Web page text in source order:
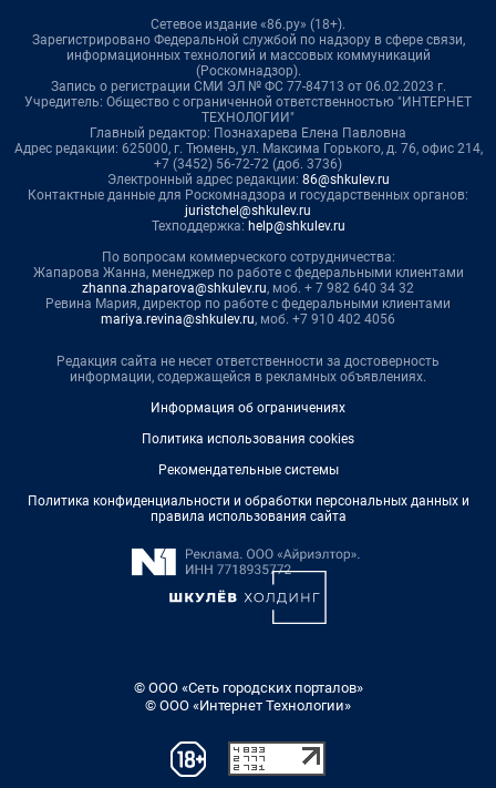
Сетевое издание «86.ру» (18+).
Зарегистрировано Федеральной службой по надзору в сфере связи,
информационных технологий и массовых коммуникаций
(Роскомнадзор).
Запись о регистрации СМИ ЭЛ № ФС 77-84713 от 06.02.2023 г.
Учредитель: Общество с ограниченной ответственностью "ИНТЕРНЕТ
ТЕХНОЛОГИИ"
Главный редактор: Познахарева Елена Павловна
Адрес редакции: 625000, г. Тюмень, ул. Максима Горького, д. 76, офис 214,
+7 (3452) 56-72-72 (доб. 3736)
Электронный адрес редакции: 86@shkulev.ru
Контактные данные для Роскомнадзора и государственных органов:
juristchel@shkulev.ru
Техподдержка: help@shkulev.ru
По вопросам коммерческого сотрудничества:
Жапарова Жанна, менеджер по работе с федеральными клиентами
zhanna.zhaparova@shkulev.ru, моб. + 7 982 640 34 32
Ревина Мария, директор по работе с федеральными клиентами
mariya.revina@shkulev.ru, моб. +7 910 402 4056
Редакция сайта не несет ответственности за достоверность
информации, содержащейся в рекламных объявлениях.
Информация об ограничениях
Политика использования cookies
Рекомендательные системы
Политика конфиденциальности и обработки персональных данных и
правила использования сайта
© ООО «Сеть городских порталов»
© ООО «Интернет Технологии»